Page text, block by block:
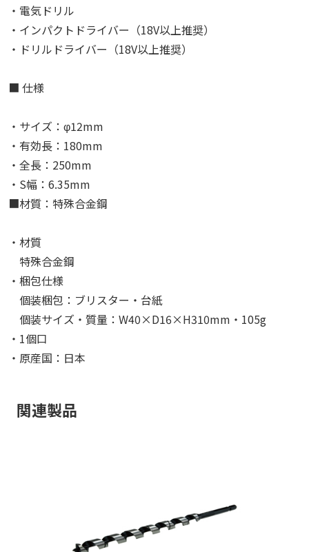
・電気ドリル
・インパクトドライバー（18V以上推奨）
・ドリルドライバー（18V以上推奨）
■ 仕様
・サイズ：φ12mm
・有効長：180mm
・全長：250mm
・S幅：6.35mm
■材質：特殊合金鋼
・材質
特殊合金鋼
・梱包仕様
個装梱包：ブリスター・台紙
個装サイズ・質量：W40×D16×H310mm・105g
・1個口
・原産国：日本
関連製品